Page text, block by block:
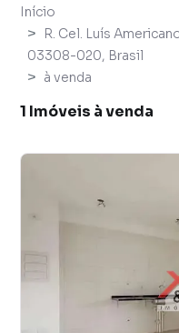
Início
R. Cel. Luís
03308-020, Brasil
à venda
1 Imóveis à venda